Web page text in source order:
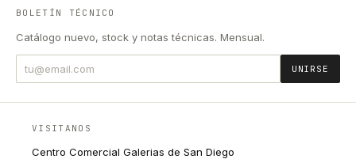
BOLETÍN TÉCNICO
Catálogo nuevo, stock y notas técnicas. Mensual.
UNIRSE
VISITANOS
Centro Comercial Galerias de San Diego